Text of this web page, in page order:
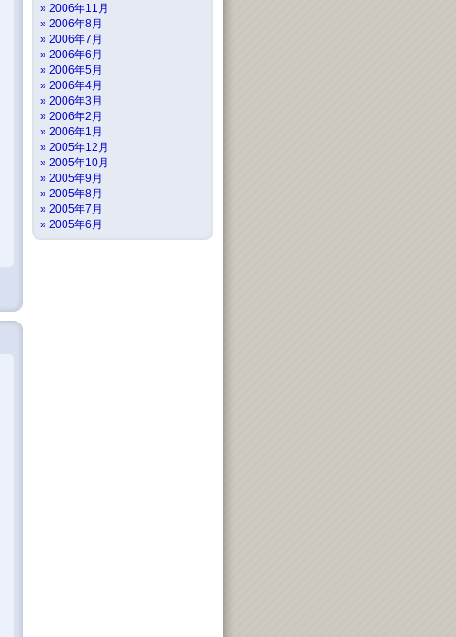
2006年11月
2006年8月
2006年7月
2006年6月
2006年5月
2006年4月
2006年3月
2006年2月
2006年1月
2005年12月
2005年10月
2005年9月
2005年8月
2005年7月
2005年6月